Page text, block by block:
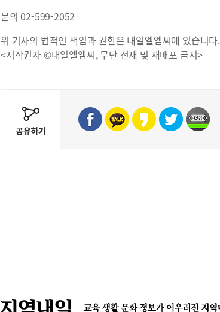
문의 02-599-2052
위 기사의 법적인 책임과 권한은 내일엘엠씨에 있습니다.
<저작권자 ©내일엘엠씨, 무단 전재 및 재배포 금지>